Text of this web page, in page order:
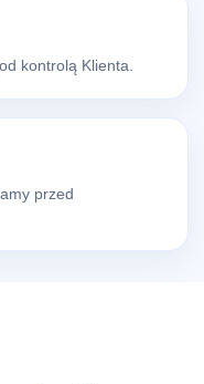
kontrolą Klienta.
przed